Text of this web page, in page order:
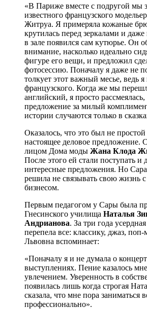
«В Париже вместе с подругой мы
известного французского
Житруа. Я примеряла кожаные
крутилась перед зеркалами и даже
в зале появился сам кутюрье. Он
внимание, насколько идеально
фигуре его вещи, и предложил
фотосессию. Поначалу я даже не
толкует этот важный месье, ведь я
французского. Когда же мы
английский, я просто
предложение за милый
истории случаются только в
Оказалось, что это был не
настоящее деловое предложение.
лицом Дома моды Жана Клода
После этого ей стали поступать и
интересные предложения. Но
решила не связывать свою жизнь
бизнесом.
Первым педагогом у Сары была
Гнесинского училища Наталья
Андрианова. За три года
перепела все: классику, джаз,
Львовна вспоминает:
«Поначалу я и не думала о
выступлениях. Пение казалось
увлечением. Уверенность в
появилась лишь когда строгая
сказала, что мне пора заниматься
профессионально».